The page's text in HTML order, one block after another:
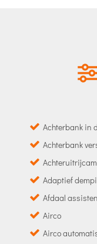
Achterbank in
Achterbank
Adaptief
Afdaal
Airco
Airco